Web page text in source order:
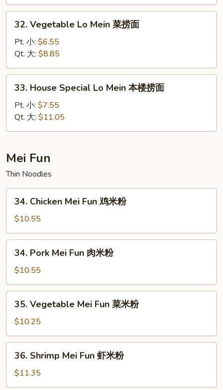
捞
Vegetable
Mein
菜
捞
32. Vegetable Lo Mein 菜捞面
Pt. 小: $6.55
Qt. 大: $8.85
House
Special
Lo
Mein
楼
捞
面
33. House Special Lo Mein 本楼捞面
Pt. 小: $7.55
Qt. 大: $11.05
Mei Fun
Thin Noodles
Chicken
Mei
Fun
鸡
34. Chicken Mei Fun 鸡米粉
$10.55
Pork
Mei
Fun
肉
34. Pork Mei Fun 肉米粉
$10.55
Vegetable
Mei
Fun
菜
35. Vegetable Mei Fun 菜米粉
$10.25
Shrimp
Mei
Fun
36. Shrimp Mei Fun 虾米粉
$11.35